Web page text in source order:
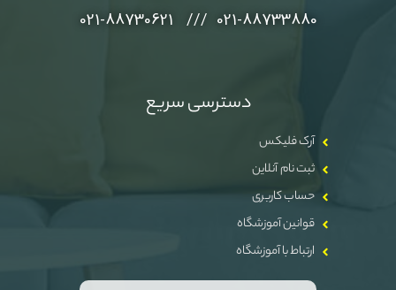
021-88733880 /// 021-88730621
دسترسی سریع
آرک فلیکس
ثبت نام آنلاین
حساب کاربری
قوانین آموزشگاه
ارتباط با آموزشگاه